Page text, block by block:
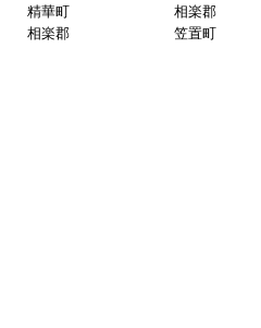
精華町
相楽郡
相楽郡
笠置町